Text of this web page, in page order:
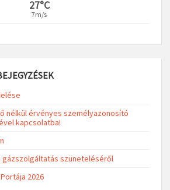
27°C
7m/s
nélkül érvényes személyazonosító
kapcsolatba!
szüneteléséről
2026